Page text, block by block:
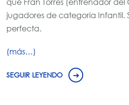
jugadores de categoría Infantil.
perfecta.
(más…)
SEGUIR LEYENDO